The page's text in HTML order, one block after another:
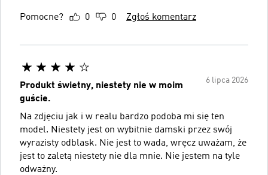
Pomocne? 0 0 Zgłoś komentarz
6 lipca 2026
Produkt świetny, niestety nie w moim
guście.
Na zdjęciu jak i w realu bardzo podoba mi się ten
model. Niestety jest on wybitnie damski przez swój
wyrazisty odblask. Nie jest to wada, wręcz uważam, że
jest to zaletą niestety nie dla mnie. Nie jestem na tyle
odważny.